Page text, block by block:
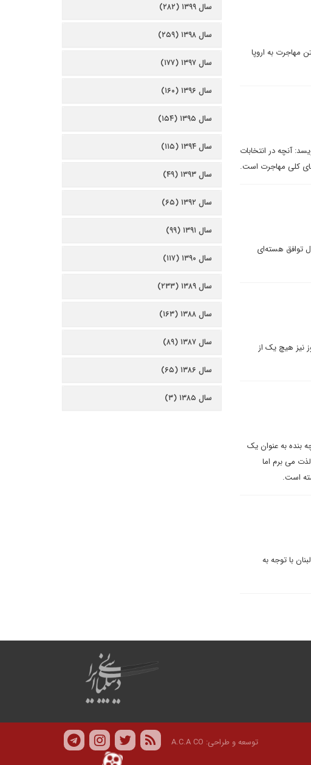
مهاجرت به اروپا
آنچه در انتخابات
توافق هسته‌ای
نیز هیچ یک از
بنده به عنوان یک
می برم اما
است.
با توجه به
سال ۱۳۹۹ (۲۸۲)
سال ۱۳۹۸ (۲۵۹)
سال ۱۳۹۷ (۱۷۷)
سال ۱۳۹۶ (۱۶۰)
سال ۱۳۹۵ (۱۵۴)
سال ۱۳۹۴ (۱۱۵)
سال ۱۳۹۳ (۴۹)
سال ۱۳۹۲ (۶۵)
سال ۱۳۹۱ (۹۹)
سال ۱۳۹۰ (۱۱۷)
سال ۱۳۸۹ (۲۳۳)
سال ۱۳۸۸ (۱۶۳)
سال ۱۳۸۷ (۸۹)
سال ۱۳۸۶ (۶۵)
سال ۱۳۸۵ (۳)
توسعه و طراحی: A.C.A CO